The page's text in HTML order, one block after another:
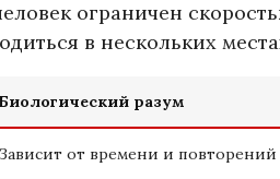
ограничен
в нескольких
Биологический разум
Зависит от времени и повторений